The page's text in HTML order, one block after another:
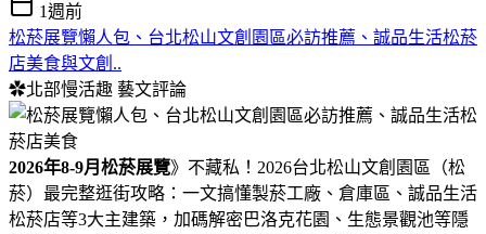
1週前
松菸展覽懶人包、台北松山文創園區必訪推薦、誠品生活松菸
店美食與文創..
✿北部慢活趣 藝文評論
​​​​​2026年8-9月松菸展覽》不藏私！2026台北松山文創園區（松
菸）最完整逛街攻略：一文搞懂製菸工廠、倉庫區、誠品生活
松菸店等3大主建築，加碼解密巴洛克花園、生態景觀池等隱